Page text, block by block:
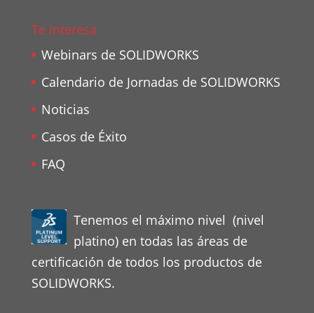
Te interesa
Webinars de SOLIDWORKS
Calendario de Jornadas de SOLIDWORKS
Noticias
Casos de Éxito
FAQ
Tenemos el máximo nivel (nivel
platino) en todas las áreas de
certificación de todos los productos de
SOLIDWORKS.